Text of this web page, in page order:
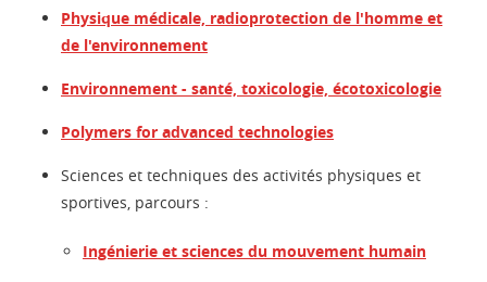
Physique médicale, radioprotection de l'homme et
de l'environnement
Environnement - santé, toxicologie, écotoxicologie
Polymers for advanced technologies
Sciences et techniques des activités physiques et
sportives, parcours :
Ingénierie et sciences du mouvement humain